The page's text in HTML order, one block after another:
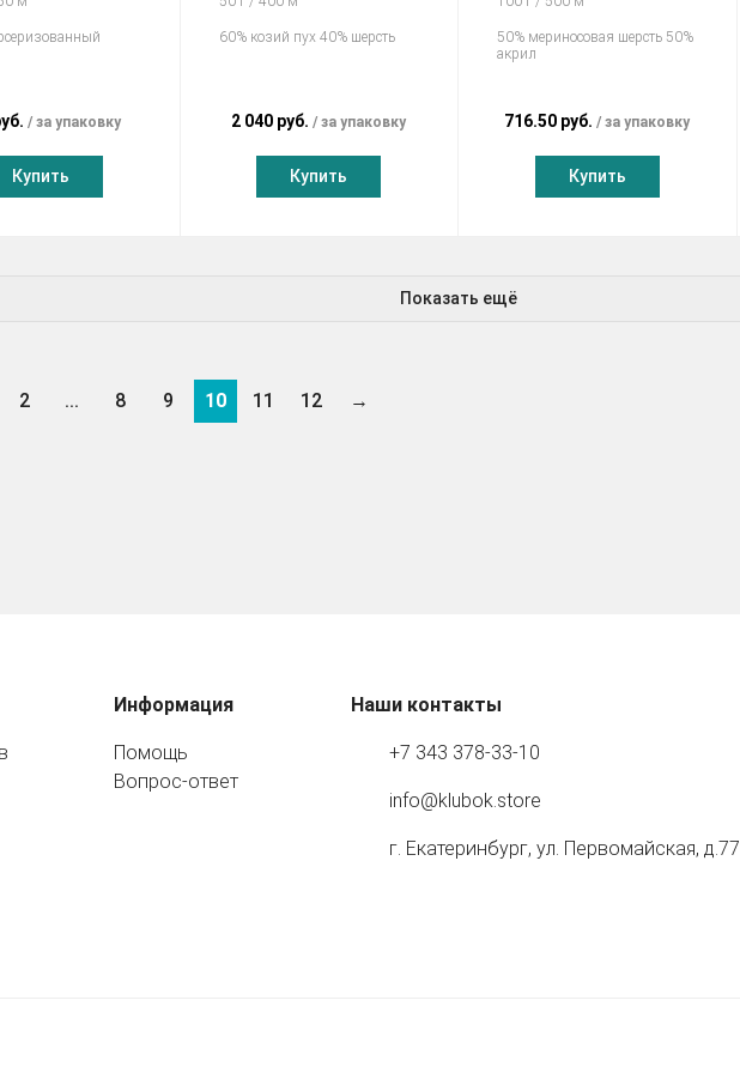
за упаковку
Купить
60% козий пух 40% шерсть
2 040 руб. за упаковку
Купить
50% мериносовая шерсть 50%
акрил
716.50 руб. за упаковку
Купить
Показать ещё
2 ... 8 9 10 11 12 →
Информация
Помощь
Вопрос-ответ
Наши контакты
+7 343 378-33-10
info@klubok.store
г. Екатеринбург, ул. Первомайская, д.77